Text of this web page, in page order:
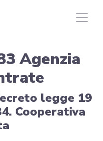
Agenzia
legge 19
Cooperativa